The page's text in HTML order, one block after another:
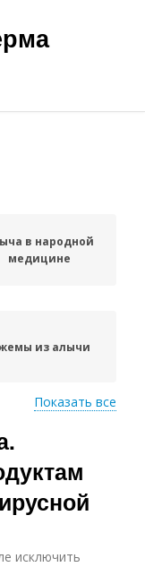
в народной
медицине
из алычи
для печени
Показать все
исключить